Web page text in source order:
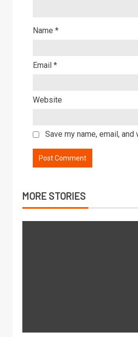
Name *
Email *
Website
Save my name, email,
MORE STORIES